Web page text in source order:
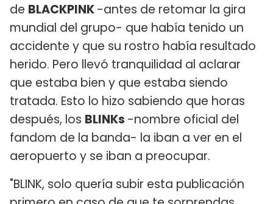
de BLACKPINK-antes de retomar la gira
mundial del grupo- que había tenido un
accidente y que su rostro había resultado
herido. Pero llevó tranquilidad al aclarar
que estaba bien y que estaba siendo
tratada. Esto lo hizo sabiendo que horas
después, los BLINKs -nombre oficial del
fandom de la banda- la iban a ver en el
aeropuerto y se iban a preocupar.
"BLINK, solo quería subir esta publicación